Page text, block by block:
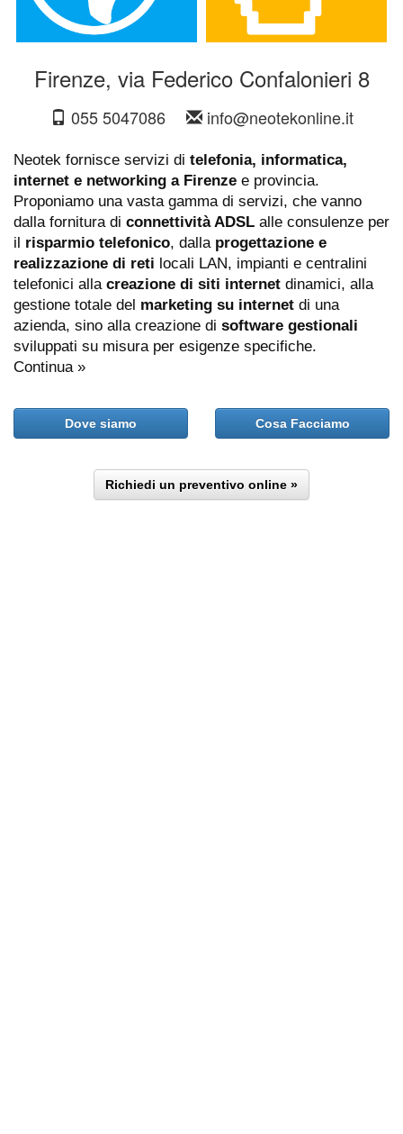
Firenze, via Federico Confalonieri 8
055 5047086 info@neotekonline.it
Neotek fornisce servizi di telefonia, informatica,
internet e networking a Firenze e provincia.
Proponiamo una vasta gamma di servizi, che vanno
dalla fornitura di connettività ADSL alle consulenze per
il risparmio telefonico, dalla progettazione e
realizzazione di reti locali LAN, impianti e centralini
telefonici alla creazione di siti internet dinamici, alla
gestione totale del marketing su internet di una
azienda, sino alla creazione di software gestionali
sviluppati su misura per esigenze specifiche.
Continua »
Dove siamo Cosa Facciamo
Richiedi un preventivo online »